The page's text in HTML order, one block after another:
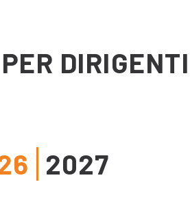
DIRIGENTI
2027